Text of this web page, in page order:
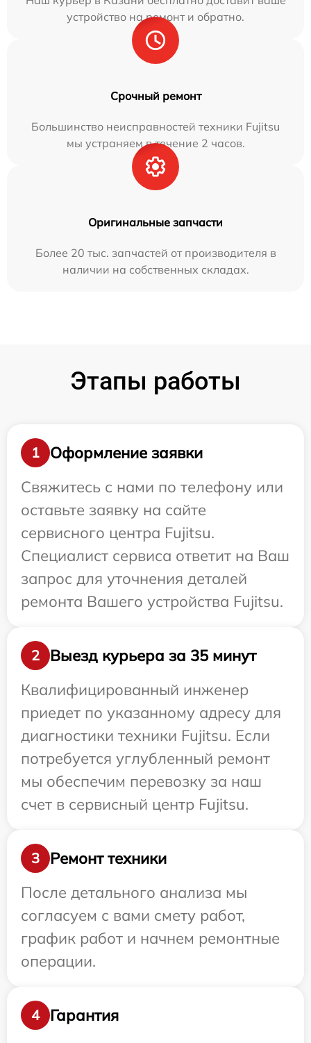
устройство на ремонт и обратно.
Срочный ремонт
Большинство неисправностей техники Fujitsu
мы устраняем в течение 2 часов.
Оригинальные запчасти
Более 20 тыс. запчастей от производителя в
наличии на собственных складах.
Этапы работы
1
Оформление заявки
Свяжитесь с нами по телефону или
оставьте заявку на сайте
сервисного центра Fujitsu.
Специалист сервиса ответит на Ваш
запрос для уточнения деталей
ремонта Вашего устройства Fujitsu.
2
Выезд курьера за 35 минут
Квалифицированный инженер
приедет по указанному адресу для
диагностики техники Fujitsu. Если
потребуется углубленный ремонт
мы обеспечим перевозку за наш
счет в сервисный центр Fujitsu.
3
Ремонт техники
После детального анализа мы
согласуем с вами смету работ,
график работ и начнем ремонтные
операции.
4
Гарантия